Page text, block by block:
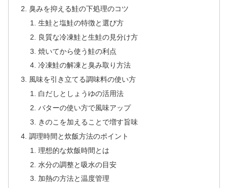
臭みを抑える鮭の下処理のコツ
生鮭と塩鮭の特徴と選び方
良質な冷凍鮭と生鮭の見分け方
焼いてから使う鮭の利点
冷凍鮭の解凍と臭み取り方法
風味を引き立てる調味料の使い方
白だしとしょうゆの活用法
バターの使い方で風味アップ
きのこを加えることで増す旨味
調理時間と炊飯方法のポイント
理想的な炊飯時間とは
水分の調整と吸水の目安
加熱の方法と温度管理